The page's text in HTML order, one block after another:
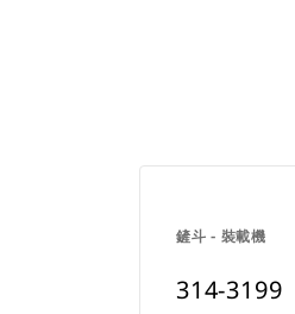
鏟斗 - 裝載機
314-3199